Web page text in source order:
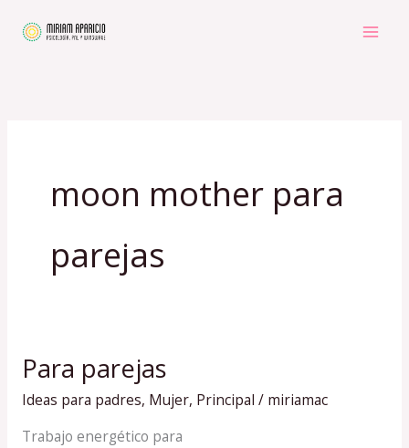
moon mother para
parejas
Para parejas
Ideas para padres, Mujer, Principal / miriamac
Trabajo energético para
Para
parejas